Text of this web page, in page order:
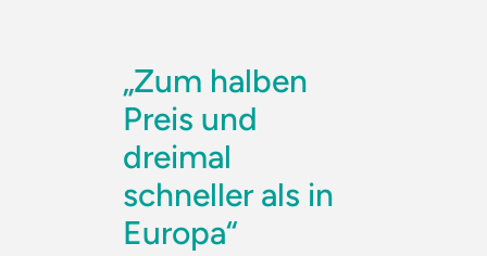
„Zum halben
Preis und
dreimal
schneller als in
Europa“